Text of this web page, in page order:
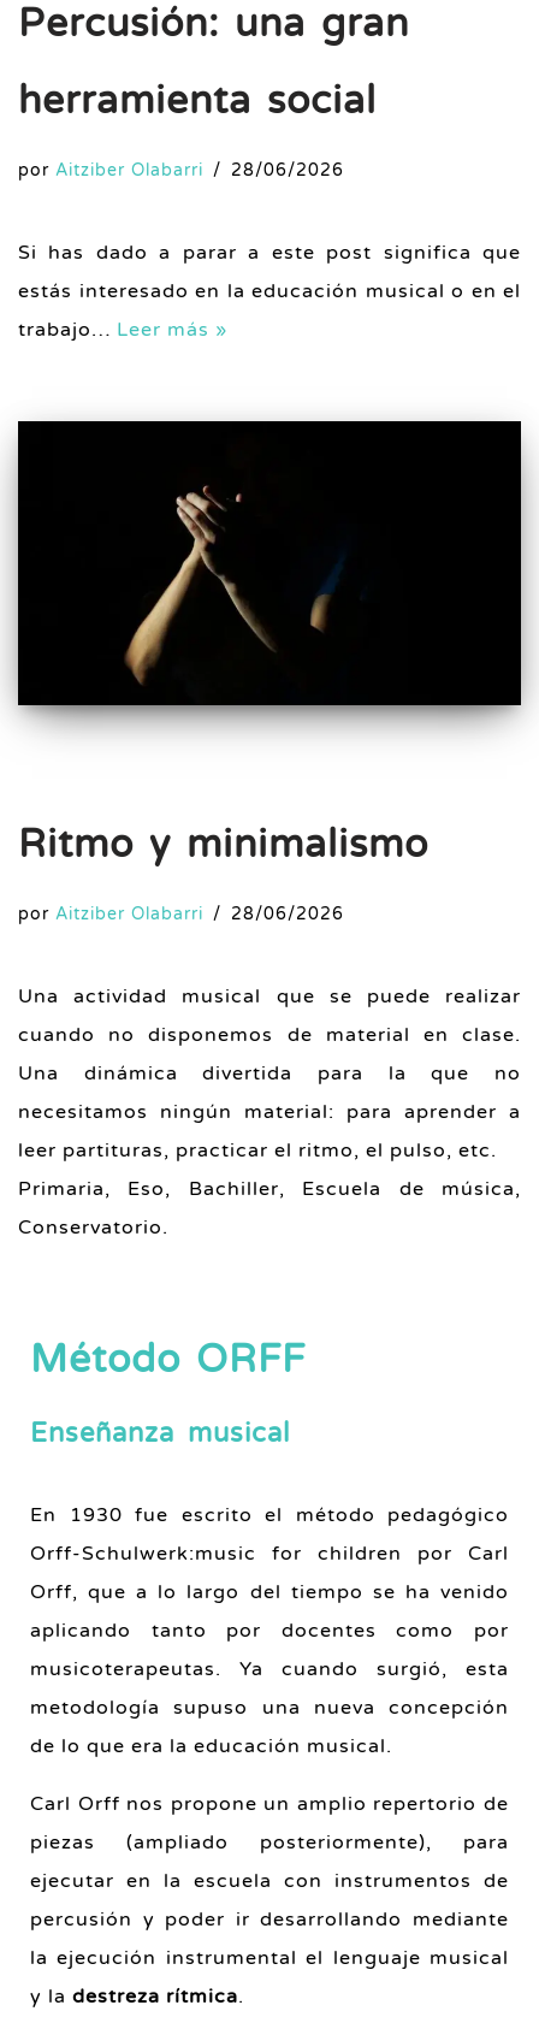
Percusión: una gran
herramienta social
por Aitziber Olabarri 28/06/2026
Si has dado a parar a este post significa que
estás interesado en la educación musical o en el
trabajo… Leer más »
Ritmo y minimalismo
por Aitziber Olabarri 28/06/2026
Una actividad musical que se puede realizar
cuando no disponemos de material en clase.
Una dinámica divertida para la que no
necesitamos ningún material: para aprender a
leer partituras, practicar el ritmo, el pulso, etc.
Primaria, Eso, Bachiller, Escuela de música,
Conservatorio.
Método ORFF
Enseñanza musical
En 1930 fue escrito el método pedagógico
Orff-Schulwerk:music for children por Carl
Orff, que a lo largo del tiempo se ha venido
aplicando tanto por docentes como por
musicoterapeutas. Ya cuando surgió, esta
metodología supuso una nueva concepción
de lo que era la educación musical.
Carl Orff nos propone un amplio repertorio de
piezas (ampliado posteriormente), para
ejecutar en la escuela con instrumentos de
percusión y poder ir desarrollando mediante
la ejecución instrumental el lenguaje musical
y la destreza rítmica.